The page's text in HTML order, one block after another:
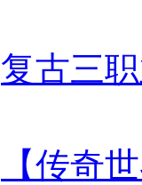
复古三
【传奇